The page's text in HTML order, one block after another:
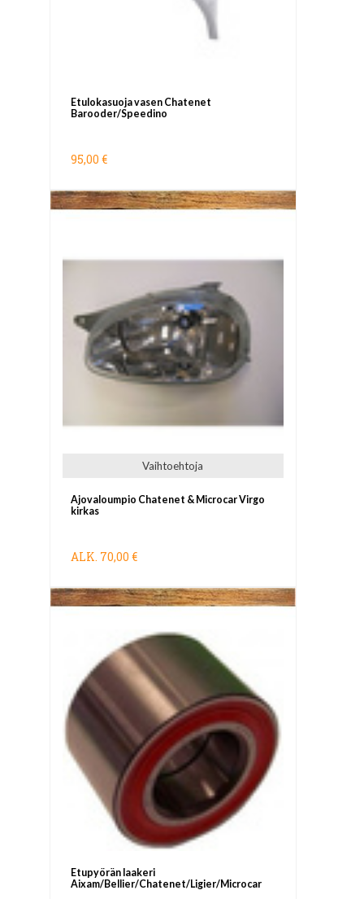
Etulokasuoja vasen Chatenet
Barooder/Speedino
95,00 €
Vaihtoehtoja
Ajovaloumpio Chatenet & Microcar Virgo
kirkas
ALK. 70,00 €
Etupyörän laakeri
Aixam/Bellier/Chatenet/Ligier/Microcar